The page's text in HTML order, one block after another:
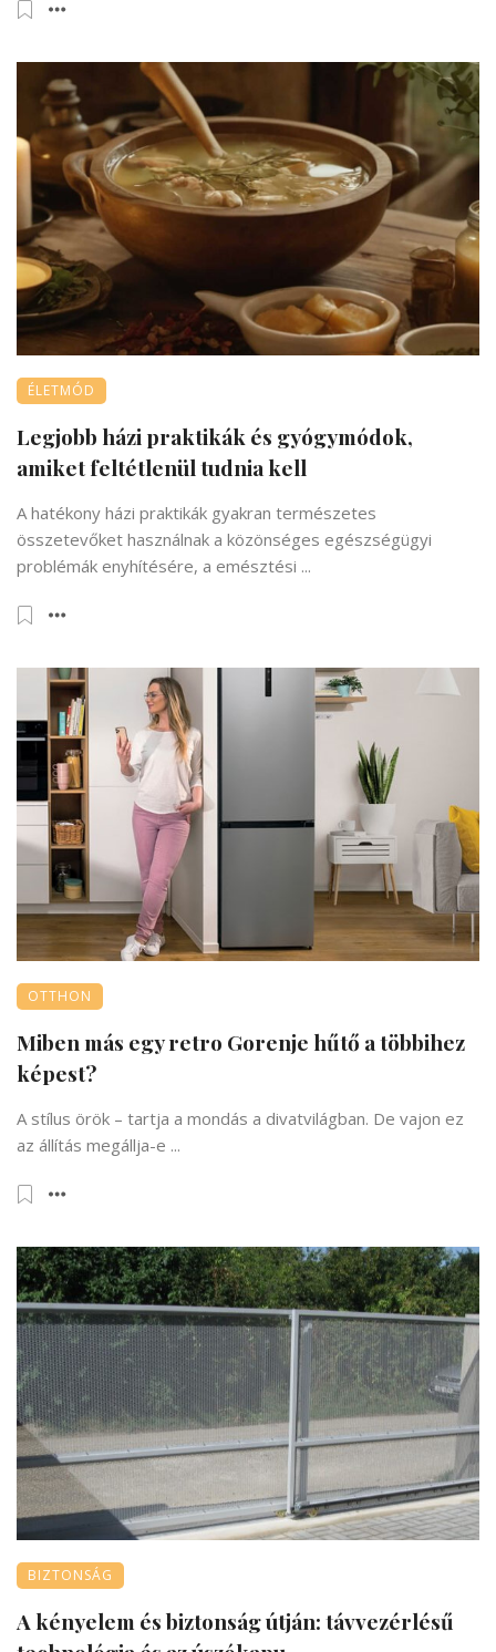
ÉLETMÓD
Legjobb házi praktikák és gyógymódok,
amiket feltétlenül tudnia kell
A hatékony házi praktikák gyakran természetes
összetevőket használnak a közönséges egészségügyi
problémák enyhítésére, a emésztési ...
OTTHON
Miben más egy retro Gorenje hűtő a többihez
képest?
A stílus örök – tartja a mondás a divatvilágban. De vajon ez
az állítás megállja-e ...
BIZTONSÁG
A kényelem és biztonság útján: távvezérlésű